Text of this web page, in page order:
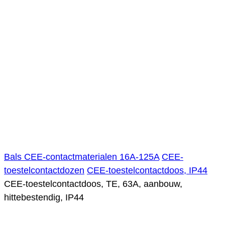
Bals CEE-contactmaterialen 16A-125A CEE-
toestelcontactdozen CEE-toestelcontactdoos, IP44
CEE-toestelcontactdoos, TE, 63A, aanbouw,
hittebestendig, IP44